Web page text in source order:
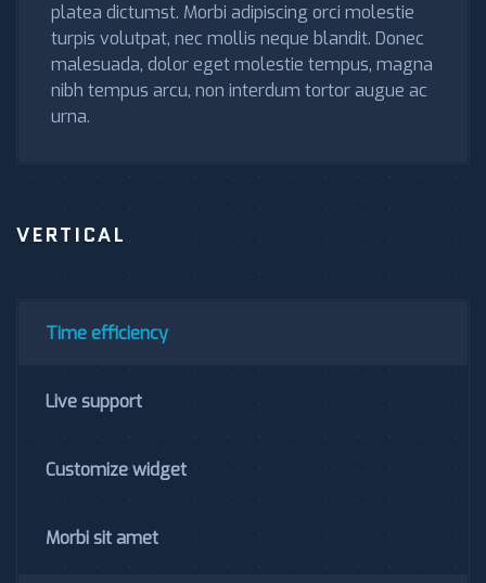
platea dictumst. Morbi adipiscing orci molestie
turpis volutpat, nec mollis neque blandit. Donec
malesuada, dolor eget molestie tempus, magna
nibh tempus arcu, non interdum tortor augue ac
urna.
VERTICAL
Time efficiency
Live support
Customize widget
Morbi sit amet